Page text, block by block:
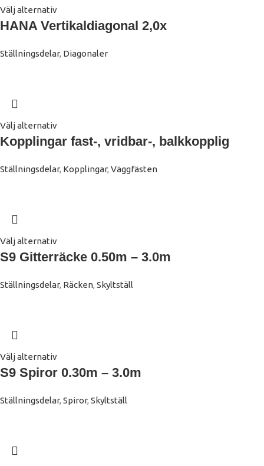
Välj alternativ
HANA Vertikaldiagonal 2,0x
Ställningsdelar, Diagonaler
Välj alternativ
Kopplingar fast-, vridbar-, balkkopplig
Ställningsdelar, Kopplingar, Väggfästen
Välj alternativ
S9 Gitterräcke 0.50m – 3.0m
Ställningsdelar, Räcken, Skyltställ
Välj alternativ
S9 Spiror 0.30m – 3.0m
Ställningsdelar, Spiror, Skyltställ